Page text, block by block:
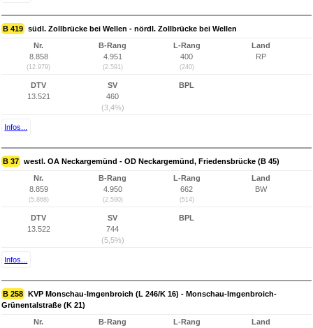
B 419 südl. Zollbrücke bei Wellen - nördl. Zollbrücke bei Wellen
Nr.
8.858
(12.979)
B-Rang
4.951
(2.591)
L-Rang
400
(240)
Land
RP
DTV
13.521
SV
460
(3,4%)
BPL
Infos...
B 37 westl. OA Neckargemünd - OD Neckargemünd, Friedensbrücke (B 45)
Nr.
8.859
(5.868)
B-Rang
4.950
(2.590)
L-Rang
662
(514)
Land
BW
DTV
13.522
SV
744
(5,5%)
BPL
Infos...
B 258 KVP Monschau-Imgenbroich (L 246/K 16) - Monschau-Imgenbroich-
Grünentalstraße (K 21)
Nr.
B-Rang
L-Rang
Land